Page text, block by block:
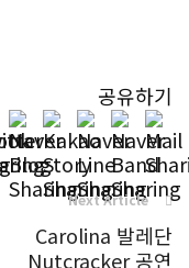
공유하기
Next Article
Carolina 발레단
Nutcracker 공연